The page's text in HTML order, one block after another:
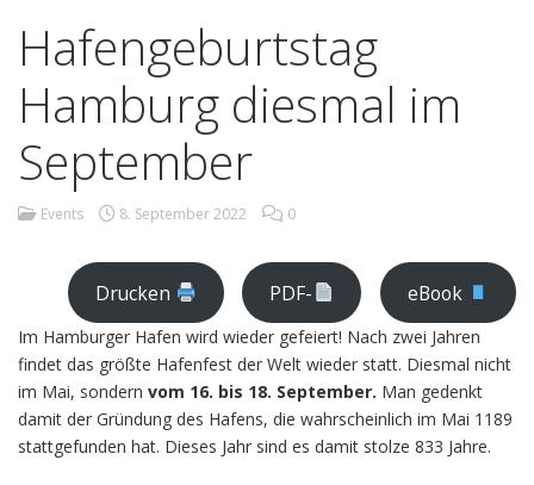
Hafengeburtstag
Hamburg diesmal im
September
Events 8. September 2022 0
Drucken PDF- eBook
Im Hamburger Hafen wird wieder gefeiert! Nach zwei Jahren
findet das größte Hafenfest der Welt wieder statt. Diesmal nicht
im Mai, sondern vom 16. bis 18. September. Man gedenkt
damit der Gründung des Hafens, die wahrscheinlich im Mai 1189
stattgefunden hat. Dieses Jahr sind es damit stolze 833 Jahre.